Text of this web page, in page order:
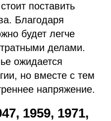
поставить
Благодаря
будет легче
делами.
ожидается
но вместе с тем
напряжение.
1959, 1971,